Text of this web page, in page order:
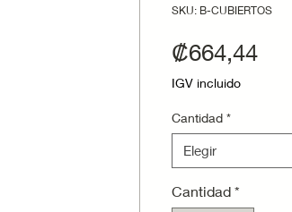
SKU: B-CUBIERTOS
₡664,44
IGV incluido
Cantidad *
Elegir
Cantidad *